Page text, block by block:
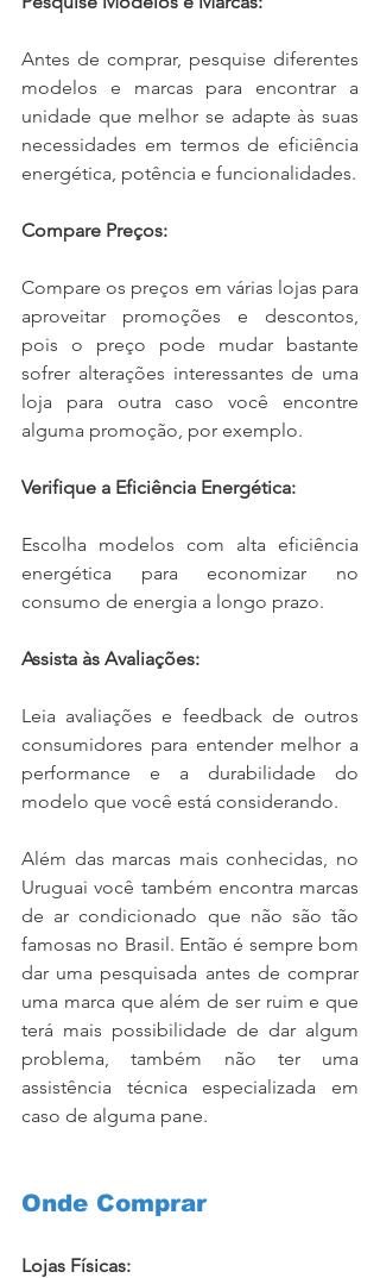
Antes de comprar, pesquise diferentes
modelos e marcas para encontrar a
unidade que melhor se adapte às suas
necessidades em termos de eficiência
energética, potência e funcionalidades.
Compare Preços:
Compare os preços em várias lojas para
aproveitar promoções e descontos,
pois o preço pode mudar bastante
sofrer alterações interessantes de uma
loja para outra caso você encontre
alguma promoção, por exemplo.
Verifique a Eficiência Energética:
Escolha modelos com alta eficiência
energética para economizar no
consumo de energia a longo prazo.
Assista às Avaliações:
Leia avaliações e feedback de outros
consumidores para entender melhor a
performance e a durabilidade do
modelo que você está considerando.
Além das marcas mais conhecidas, no
Uruguai você também encontra marcas
de ar condicionado que não são tão
famosas no Brasil. Então é sempre bom
dar uma pesquisada antes de comprar
uma marca que além de ser ruim e que
terá mais possibilidade de dar algum
problema, também não ter uma
assistência técnica especializada em
caso de alguma pane.
Onde Comprar
Lojas Físicas: